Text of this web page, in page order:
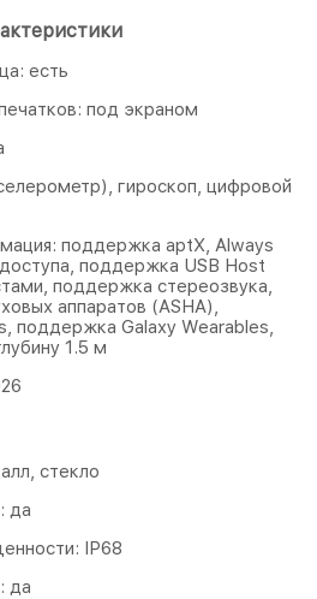
есть
под экраном
гироскоп, цифровой
поддержка aptX, Always
поддержка USB Host
поддержка стeреозвука,
аппаратов (ASHA),
поддержка Galaxy Wearables,
1.5 м
стекло
да
IP68
да